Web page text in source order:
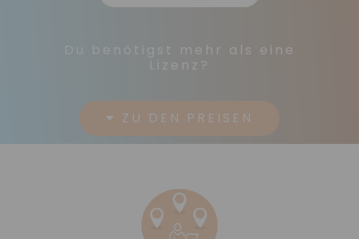
Du benötigst mehr als eine
Lizenz?
ZU DEN PREISEN